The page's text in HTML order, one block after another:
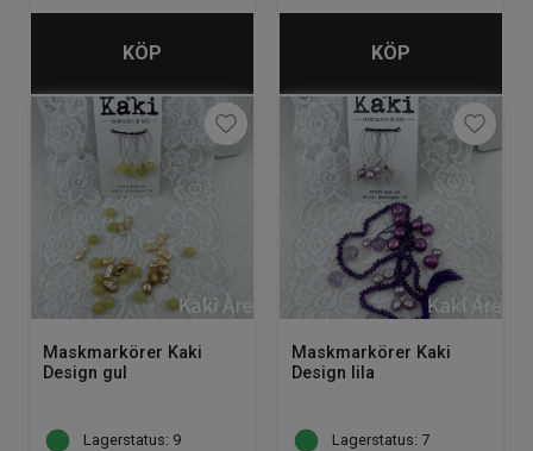
KÖP KÖP
Maskmarkörer Kaki
Design gul
Lagerstatus: 9
Maskmarkörer Kaki
Design lila
Lagerstatus: 7